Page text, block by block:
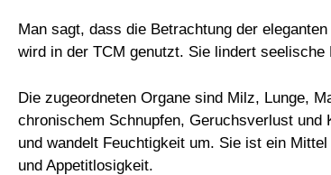
Man sagt, dass die Betrachtung der
wird in der TCM genutzt. Sie lindert seelische
Die zugeordneten Organe sind Milz, Lunge,
chronischem Schnupfen, Geruchsverlust
und wandelt Feuchtigkeit um. Sie ist ein
und Appetitlosigkeit.